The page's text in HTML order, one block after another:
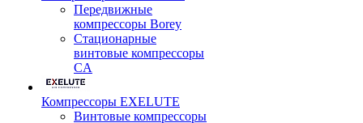
Передвижные
компрессоры Borey
Стационарные
винтовые компрессоры
CA
Компрессоры EXELUTE
Винтовые компрессоры